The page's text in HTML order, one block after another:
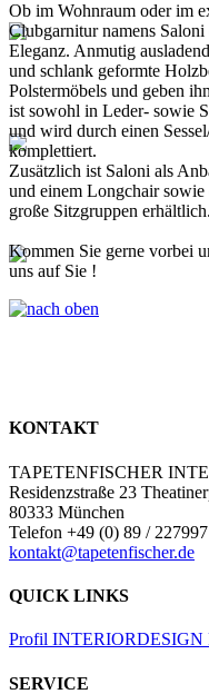
Ob im Wohnraum oder im
Clubgarnitur namens
Eleganz. Anmutig
und schlank geformte
Polstermöbels und geben
ist sowohl in Leder- sowie
und wird durch einen
komplettiert.
Zusätzlich ist Saloni als
und einem Longchair
große Sitzgruppen erhältlich.
Kommen Sie gerne vorbei
uns auf Sie !
KONTAKT
TAPETENFISCHER
Residenzstraße 23
80333 München
Telefon +49 (0) 89 / 227997
kontakt@tapetenfischer.de
QUICK LINKS
Profil INTERIORDESIGN
SERVICE